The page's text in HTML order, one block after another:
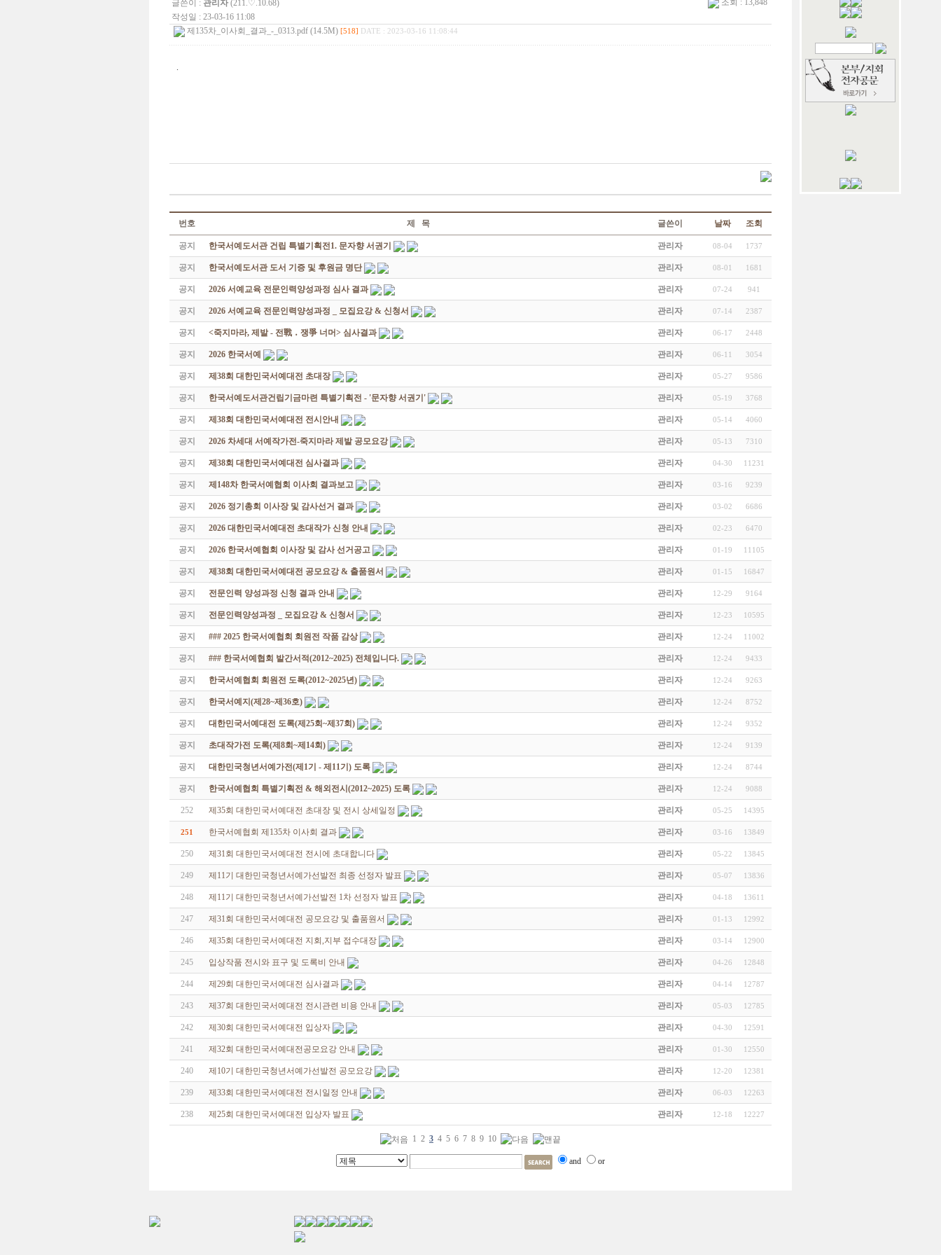
글쓴이 : 관리자 (211.♡.10.68)
작성일 : 23-03-16 11:08
조회 : 13,848
제135차_이사회_결과_-_0313.pdf (14.5M) [518] DATE : 2023-03-16 11:08:44
.
번호 제 목 글쓴이 날짜 조회
공지 한국서예도서관 건립 특별기획전1. 문자향 서권기 관리자 08-04 1737
공지 한국서예도서관 도서 기증 및 후원금 명단 관리자 08-01 1681
공지 2026 서예교육 전문인력양성과정 심사 결과 관리자 07-24 941
공지 2026 서예교육 전문인력양성과정 _ 모집요강 & 신청서 관리자 07-14 2387
공지 <죽지마라, 제발 - 전戰 ․ 쟁爭 너머> 심사결과 관리자 06-17 2448
공지 2026 한국서예 관리자 06-11 3054
공지 제38회 대한민국서예대전 초대장 관리자 05-27 9586
공지 한국서예도서관건립기금마련 특별기획전 - '문자향 서권기' 관리자 05-19 3768
공지 제38회 대한민국서예대전 전시안내 관리자 05-14 4060
공지 2026 차세대 서예작가전-죽지마라 제발 공모요강 관리자 05-13 7310
공지 제38회 대한민국서예대전 심사결과 관리자 04-30 11231
공지 제148차 한국서예협회 이사회 결과보고 관리자 03-16 9239
공지 2026 정기총회 이사장 및 감사선거 결과 관리자 03-02 6686
공지 2026 대한민국서예대전 초대작가 신청 안내 관리자 02-23 6470
공지 2026 한국서예협회 이사장 및 감사 선거공고 관리자 01-19 11105
공지 제38회 대한민국서예대전 공모요강 & 출품원서 관리자 01-15 16847
공지 전문인력 양성과정 신청 결과 안내 관리자 12-29 9164
공지 전문인력양성과정 _ 모집요강 & 신청서 관리자 12-23 10595
공지 ### 2025 한국서예협회 회원전 작품 감상 관리자 12-24 11002
공지 ### 한국서예협회 발간서적(2012~2025) 전체입니다. 관리자 12-24 9433
공지 한국서예협회 회원전 도록(2012~2025년) 관리자 12-24 9263
공지 한국서예지(제28~제36호) 관리자 12-24 8752
공지 대한민국서예대전 도록(제25회~제37회) 관리자 12-24 9352
공지 초대작가전 도록(제8회~제14회) 관리자 12-24 9139
공지 대한민국청년서예가전(제1기 - 제11기) 도록 관리자 12-24 8744
공지 한국서예협회 특별기획전 & 해외전시(2012~2025) 도록 관리자 12-24 9088
252 제35회 대한민국서예대전 초대장 및 전시 상세일정 관리자 05-25 14395
251 한국서예협회 제135차 이사회 결과 관리자 03-16 13849
250 제31회 대한민국서예대전 전시에 초대합니다 관리자 05-22 13845
249 제11기 대한민국청년서예가선발전 최종 선정자 발표 관리자 05-07 13836
248 제11기 대한민국청년서예가선발전 1차 선정자 발표 관리자 04-18 13611
247 제31회 대한민국서예대전 공모요강 및 출품원서 관리자 01-13 12992
246 제35회 대한민국서예대전 지회,지부 접수대장 관리자 03-14 12900
245 입상작품 전시와 표구 및 도록비 안내 관리자 04-26 12848
244 제29회 대한민국서예대전 심사결과 관리자 04-14 12787
243 제37회 대한민국서예대전 전시관련 비용 안내 관리자 05-03 12785
242 제30회 대한민국서예대전 입상자 관리자 04-30 12591
241 제32회 대한민국서예대전공모요강 안내 관리자 01-30 12550
240 제10기 대한민국청년서예가선발전 공모요강 관리자 12-20 12381
239 제33회 대한민국서예대전 전시일정 안내 관리자 06-03 12263
238 제25회 대한민국서예대전 입상자 발표 관리자 12-18 12227
1 2 3 4 5 6 7 8 9 10
and or